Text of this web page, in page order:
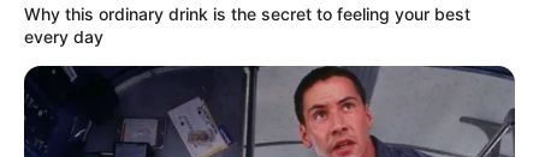
Why this ordinary drink is the secret to feeling your best
every day